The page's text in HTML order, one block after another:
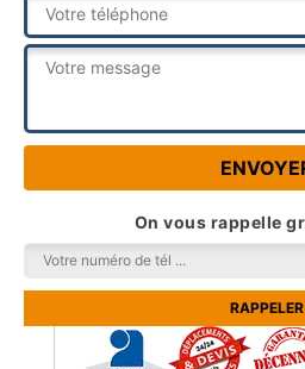
On vous rappelle